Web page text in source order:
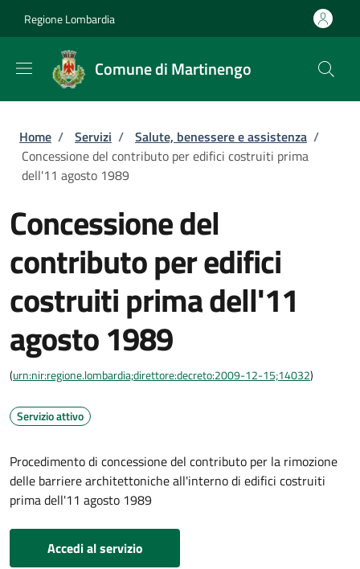
Regione Lombardia
Comune di Martinengo
Briciole di pane
Home / Servizi / Salute, benessere e assistenza /
Concessione del contributo per edifici costruiti prima
dell'11 agosto 1989
Concessione del
contributo per edifici
costruiti prima dell'11
agosto 1989
(urn:nir:regione.lombardia;direttore:decreto:2009-12-15;14032)
Servizio attivo
Procedimento di concessione del contributo per la rimozione
delle barriere architettoniche all'interno di edifici costruiti
prima dell'11 agosto 1989
Accedi al servizio